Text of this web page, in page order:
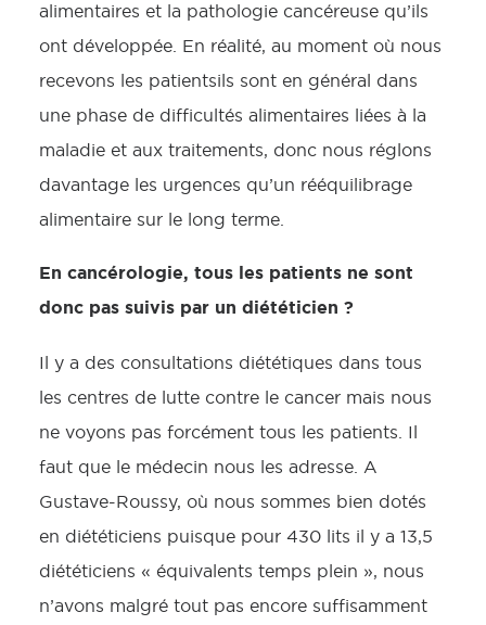
alimentaires et la pathologie cancéreuse qu’ils
ont développée. En réalité, au moment où nous
recevons les patientsils sont en général dans
une phase de difficultés alimentaires liées à la
maladie et aux traitements, donc nous réglons
davantage les urgences qu’un rééquilibrage
alimentaire sur le long terme.
En cancérologie, tous les patients ne sont
donc pas suivis par un diététicien ?
Il y a des consultations diététiques dans tous
les centres de lutte contre le cancer mais nous
ne voyons pas forcément tous les patients. Il
faut que le médecin nous les adresse. A
Gustave-Roussy, où nous sommes bien dotés
en diététiciens puisque pour 430 lits il y a 13,5
diététiciens « équivalents temps plein », nous
n’avons malgré tout pas encore suffisamment